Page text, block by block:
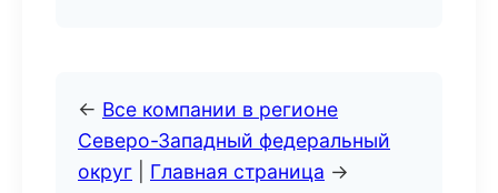
← Все компании в регионе
Северо-Западный федеральный
округ
Главная страница →